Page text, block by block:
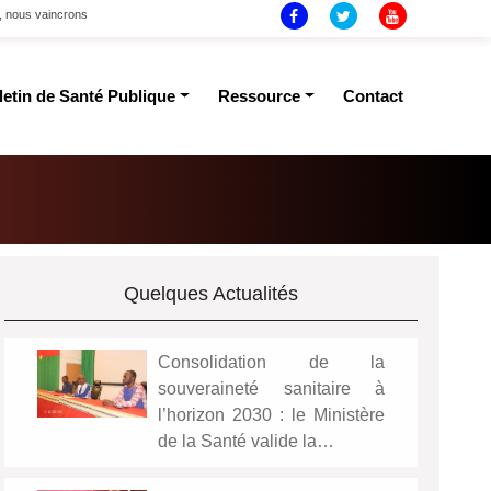
nous vaincrons
de Santé Publique Ressource Contact
Quelques Actualités
Consolidation de la
souveraineté sanitaire à
l’horizon 2030 : le Ministère
de la Santé valide la…